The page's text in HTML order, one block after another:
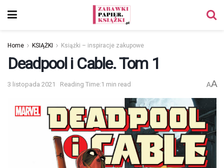
Home KSIĄŻKI Książki – inspiracje zakupowe
Deadpool i Cable. Tom 1
3 listopada 2021 Reading Time:1 min read AA